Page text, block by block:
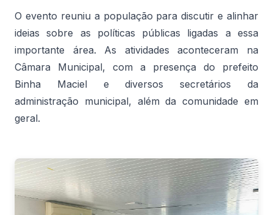
O evento reuniu a população para discutir e alinhar
ideias sobre as políticas públicas ligadas a essa
importante área. As atividades aconteceram na
Câmara Municipal, com a presença do prefeito
Binha Maciel e diversos secretários da
administração municipal, além da comunidade em
geral.